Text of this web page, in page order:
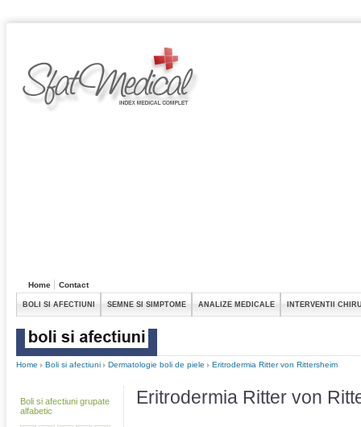
Home Contact
BOLI SI AFECTIUNI SEMNE SI SIMPTOME ANALIZE MEDICALE INTERVENTII
Home Boli si afectiuni Dermatologie boli de piele Eritrodermia Ritter von Rittersheim
Boli si afectiuni grupate
alfabetic
Eritrodermia Ritter von